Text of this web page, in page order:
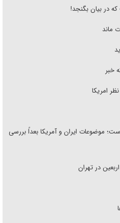
در بیان بگنجد!
ماند
امریکا
موضوعات ایران و آمریکا بعداً بررسی
در تهران